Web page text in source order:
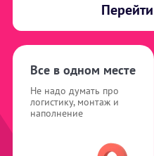
Все в одном месте
Не надо думать про
логистику, монтаж и
наполнение